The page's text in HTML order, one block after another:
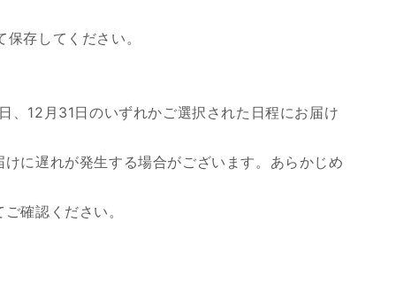
存してください。
、12月31日のいずれかご選択された日程にお届け
に遅れが発生する場合がございます。あらかじめ
確認ください。